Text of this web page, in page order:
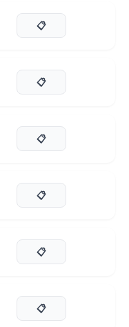
📋
📋
📋
📋
📋
📋